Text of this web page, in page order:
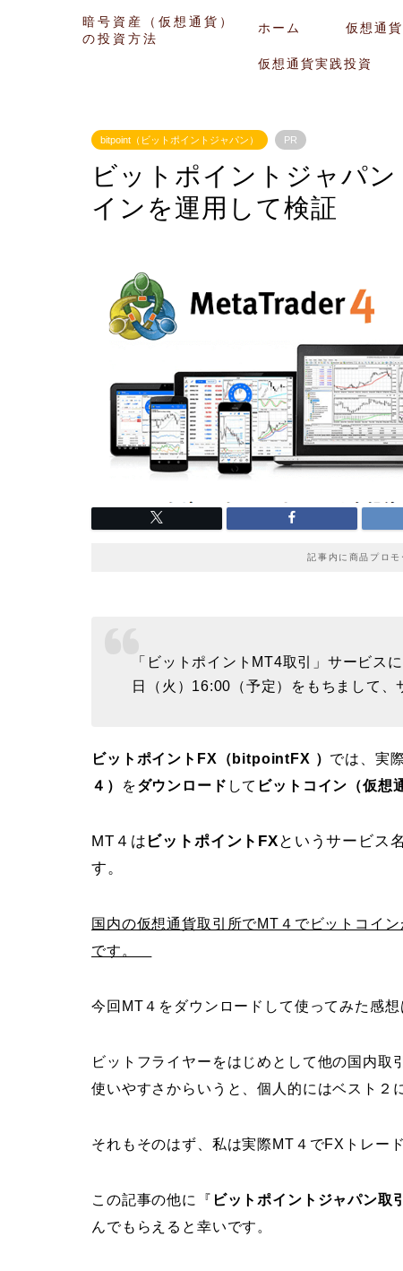
暗号資産（仮想通貨）
の投資方法
ホーム 仮想通
仮想通貨実践投資
bitpoint（ビットポイントジャパン） PR
ビットポイントジャパ
インを運用して検証
記事内に商品プロ
「ビットポイントMT4取引」サービス
日（火）16:00（予定）をもちまして、
ビットポイントFX（bitpointFX ） では、実
４）
をダウンロード して ビットコイン（仮想
MT４は ビットポイントFX というサービス
す。
国内の仮想通貨取引所でMT４でビットコイ
です。
今回MT４をダウンロードして使ってみた感想
ビットフライヤーをはじめとして他の国内取
使いやすさからいうと、個人的にはベスト
それもそのはず、私は実際MT４でFXトレー
この記事の他に『 ビットポイントジャパン取
んでもらえると幸いです。